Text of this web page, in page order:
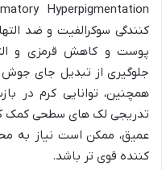
کنندگی سوکرالفیت و ضد
پوست و کاهش قرمزی و
جلوگیری از تبدیل جای
همچنین، توانایی کرم در
تدریجی لک های سطحی کمک
عمیق، ممکن است نیاز به
کننده قوی تر باشد.